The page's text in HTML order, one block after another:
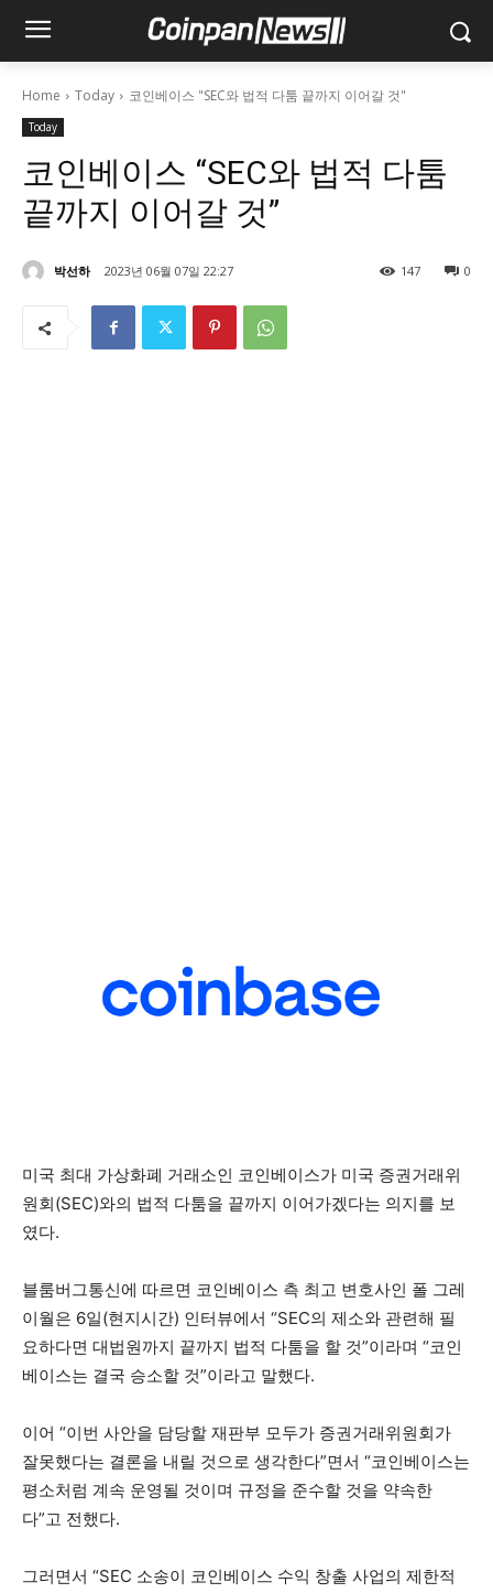
Home Today 코인베이스 "SEC와 법적 다툼 끝까지 이어갈 것"
Today
코인베이스 “SEC와 법적 다툼
끝까지 이어갈 것”
박선하 2023년 06월 07일 22:27 0
147
미국 최대 가상화폐 거래소인 코인베이스가 미국 증권거래위
원회(SEC)와의 법적 다툼을 끝까지 이어가겠다는 의지를 보
였다.
블룸버그통신에 따르면 코인베이스 측 최고 변호사인 폴 그레
이월은 6일(현지시간) 인터뷰에서 “SEC의 제소와 관련해 필
요하다면 대법원까지 끝까지 법적 다툼을 할 것”이라며 “코인
베이스는 결국 승소할 것”이라고 말했다.
이어 “이번 사안을 담당할 재판부 모두가 증권거래위원회가
잘못했다는 결론을 내릴 것으로 생각한다”면서 “코인베이스는
평소처럼 계속 운영될 것이며 규정을 준수할 것을 약속한
다”고 전했다.
그러면서 “SEC 소송이 코인베이스 수익 창출 사업의 제한적